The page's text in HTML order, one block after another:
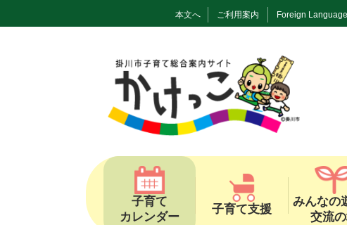
本文へ ご利用案内 Foreign Language
子育て
カレンダー
子育て支援
みんなの
交流